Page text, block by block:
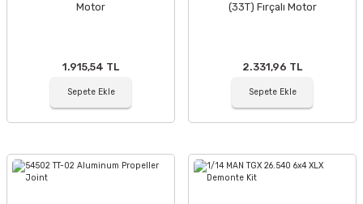
Motor
1.915,54 TL
Sepete Ekle
(33T) Fırçalı Motor
2.331,96 TL
Sepete Ekle